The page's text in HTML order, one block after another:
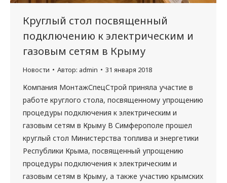
Круглый стол посвященный
подключению к электрическим и
газовым сетям в Крыму
Новости Автор: admin 31 января 2018
Компания МонтажСпецСтрой приняла участие в
работе круглого стола, посвященному упрощению
процедуры подключения к электрическим и
газовым сетям в Крыму В Симферополе прошел
круглый стол Министерства топлива и энергетики
Республики Крыма, посвященный упрощению
процедуры подключения к электрическим и
газовым сетям в Крыму, а также участию крымских